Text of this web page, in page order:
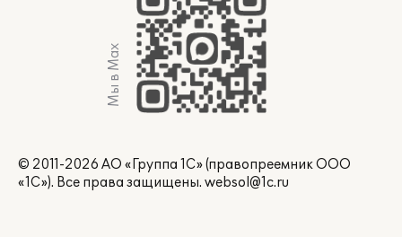
Мы в Max
© 2011-2026 АО «Группа 1С» (правопреемник ООО
«1С»). Все права защищены. websol@1c.ru